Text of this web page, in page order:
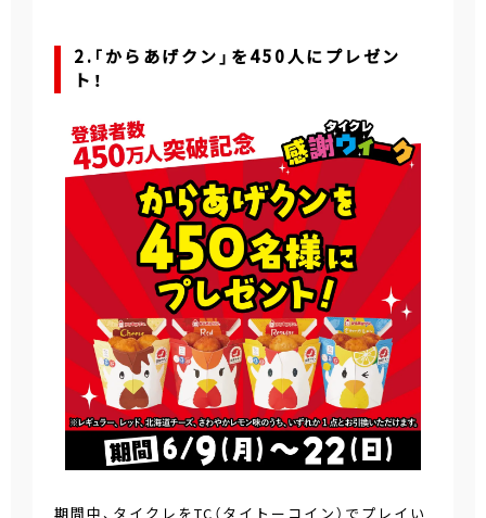
2.「からあげクン」を450人にプレゼン
ト！
期間中、タイクレをTC（タイトーコイン）でプレイい